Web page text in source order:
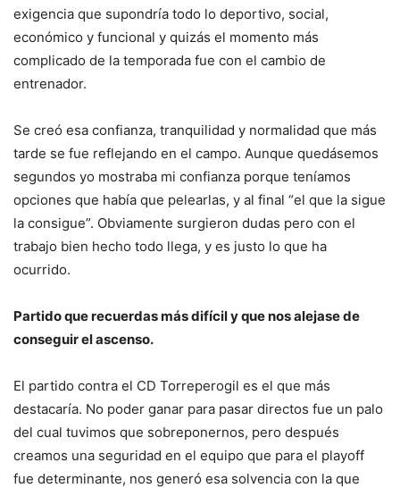
exigencia que supondría todo lo deportivo, social,
económico y funcional y quizás el momento más
complicado de la temporada fue con el cambio de
entrenador.
Se creó esa confianza, tranquilidad y normalidad que más
tarde se fue reflejando en el campo. Aunque quedásemos
segundos yo mostraba mi confianza porque teníamos
opciones que había que pelearlas, y al final “el que la sigue
la consigue”. Obviamente surgieron dudas pero con el
trabajo bien hecho todo llega, y es justo lo que ha
ocurrido.
Partido que recuerdas más difícil y que nos alejase de
conseguir el ascenso.
El partido contra el CD Torreperogil es el que más
destacaría. No poder ganar para pasar directos fue un palo
del cual tuvimos que sobreponernos, pero después
creamos una seguridad en el equipo que para el playoff
fue determinante, nos generó esa solvencia con la que